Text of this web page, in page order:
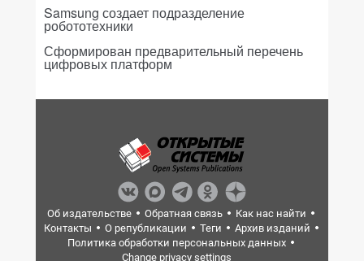
Samsung создает подразделение
робототехники
Сформирован предварительный перечень
цифровых платформ
Об издательстве Обратная связь
Как нас найти
Контакты
О републикации Теги
Архив изданий
Политика обработки персональных данных
Change privacy settings